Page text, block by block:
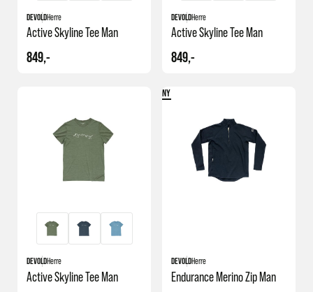
DEVOLDHerre
Active Skyline Tee Man
849,-
DEVOLDHerre
Active Skyline Tee Man
849,-
DEVOLDHerre
Active Skyline Tee Man
NY
DEVOLDHerre
Endurance Merino Zip Man